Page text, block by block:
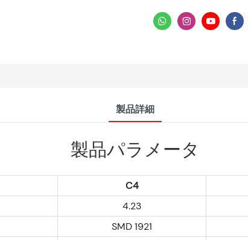
製品詳細
製品パラメータ
C4
4.23
SMD 1921